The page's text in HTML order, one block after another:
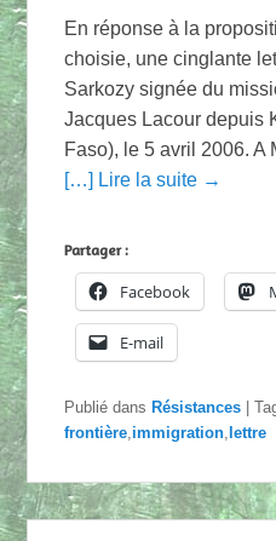
En réponse à la
choisie, une cinglante
Sarkozy signée du
Jacques Lacour depuis
Faso), le 5 avril 2006. A
[…] Lire la suite →
Partager :
Facebook
E-mail
Publié dans Résistances |
frontière,immigration, lettre